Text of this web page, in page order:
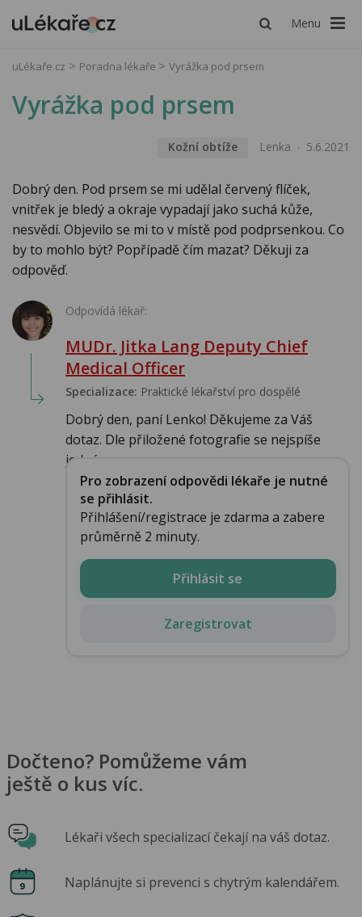
Menu
uLékaře.cz Poradna lékaře Vyrážka pod prsem
Vyrážka pod prsem
Kožní obtíže Lenka 5.6.2021
Dobrý den. Pod prsem se mi udělal červený flíček,
vnitřek je bledý a okraje vypadají jako suchá kůže,
nesvědí. Objevilo se mi to v místě pod podprsenkou. Co
by to mohlo být? Popřípadě čím mazat? Děkuji za
odpověď.
Odpovídá lékař:
MUDr. Jitka Lang Deputy Chief
Medical Officer
Specializace: Praktické lékařství pro dospělé
Dobrý den, paní Lenko! Děkujeme za Váš
dotaz. Dle přiložené fotografie se nejspíše
jedná ...
Pro zobrazení odpovědi lékaře je nutné
se přihlásit.
Přihlášení/registrace je zdarma a zabere
průměrně 2 minuty.
Přihlásit se
Zaregistrovat
Dočteno? Pomůžeme vám
ještě o kus víc.
Lékaři všech specializací čekají na váš dotaz.
Naplánujte si prevenci s chytrým kalendářem.